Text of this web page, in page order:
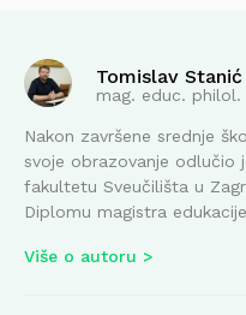
Tomislav Stanić
mag. educ.
Nakon završene srednje
svoje obrazovanje odlučio
fakultetu Sveučilišta u
Diplomu magistra
Više o autoru